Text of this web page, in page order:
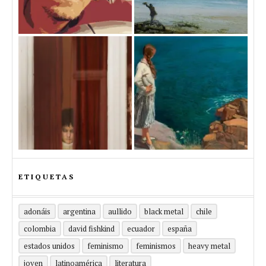
ETIQUETAS
adonáis argentina aullido black metal
chile
colombia
david fishkind ecuador
españa
estados unidos
feminismo feminismos
heavy metal
joven
latinoamérica literatura